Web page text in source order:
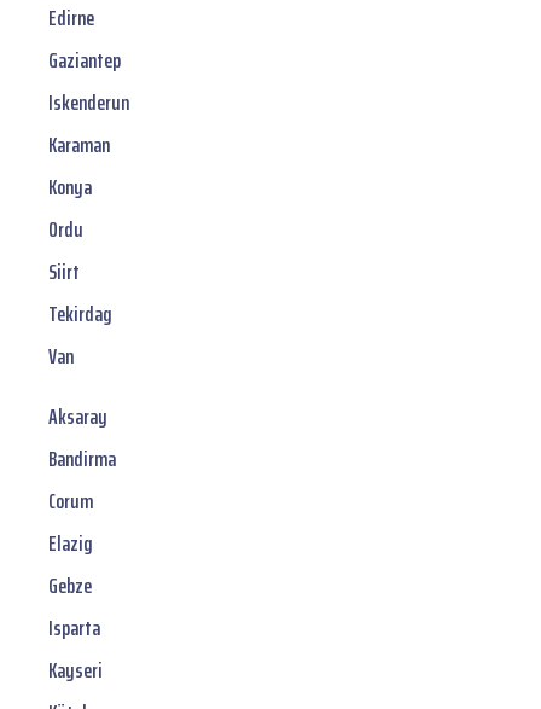
Edirne
Gaziantep
Iskenderun
Karaman
Konya
Ordu
Siirt
Tekirdag
Van
Aksaray
Bandirma
Corum
Elazig
Gebze
Isparta
Kayseri